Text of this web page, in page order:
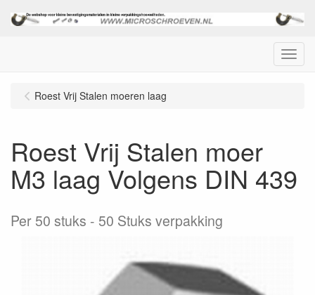
Menu
Roest Vrij Stalen moeren laag
Roest Vrij Stalen moer
M3 laag Volgens DIN 439
Per 50 stuks 50 Stuks verpakking